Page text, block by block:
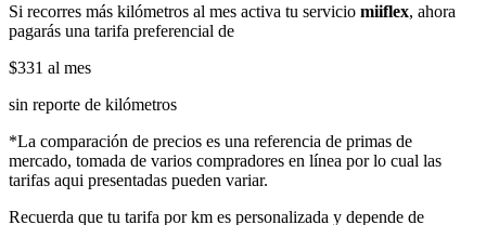
Si recorres más kilómetros al mes activa tu servicio miiflex, ahora
pagarás una tarifa preferencial de
$331 al mes
sin reporte de kilómetros
*La comparación de precios es una referencia de primas de
mercado, tomada de varios compradores en línea por lo cual las
tarifas aqui presentadas pueden variar.
Recuerda que tu tarifa por km es personalizada y depende de